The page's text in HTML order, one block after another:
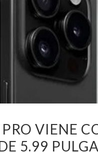
VIENE
5.99